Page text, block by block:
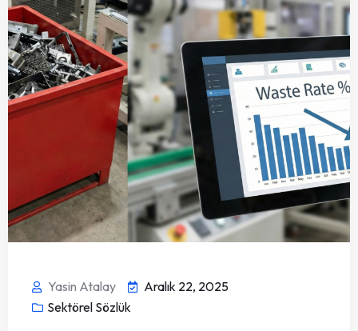
Yasin Atalay
Aralık 22, 2025
Sektörel Sözlük